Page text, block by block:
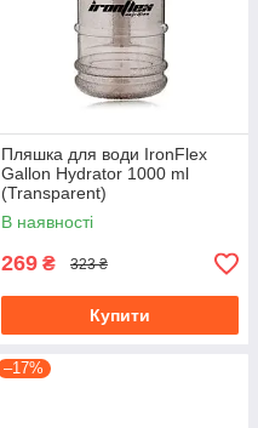
Пляшка для води IronFlex
Gallon Hydrator 1000 ml
(Transparent)
В наявності
269 ₴ 323 ₴
Купити
–17%